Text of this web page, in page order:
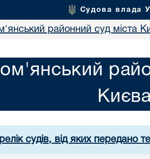
Судова влада
районний суд міста
судів, від яких передано